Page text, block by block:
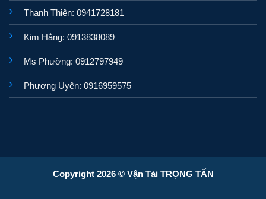
Thanh Thiên: 0941728181
Kim Hằng: 0913838089
Ms Phường: 0912797949
Phương Uyên: 0916959575
Copyright 2026 © Vận Tải TRỌNG TẤN